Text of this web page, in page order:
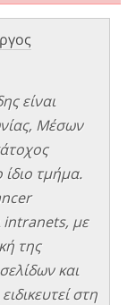
είναι
Μέσων
τμήμα.
intranets, με
της
και
στη